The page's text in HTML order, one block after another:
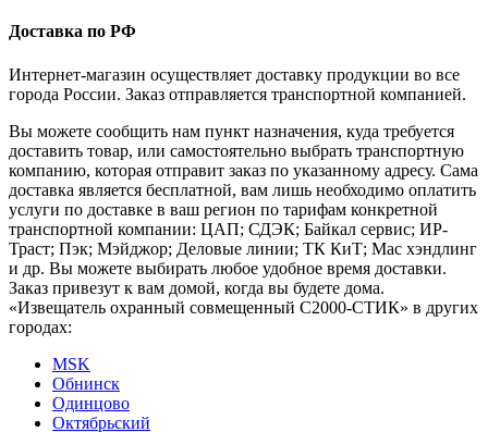
Доставка по РФ
Интернет-магазин осуществляет доставку продукции во все
города России. Заказ отправляется транспортной компанией.
Вы можете сообщить нам пункт назначения, куда требуется
доставить товар, или самостоятельно выбрать транспортную
компанию, которая отправит заказ по указанному адресу. Сама
доставка является бесплатной, вам лишь необходимо оплатить
услуги по доставке в ваш регион по тарифам конкретной
транспортной компании: ЦАП; СДЭК; Байкал сервис; ИР-
Траст; Пэк; Мэйджор; Деловые линии; ТК КиТ; Мас хэндлинг
и др. Вы можете выбирать любое удобное время доставки.
Заказ привезут к вам домой, когда вы будете дома.
«Извещатель охранный совмещенный С2000-СТИК» в других
городах:
MSK
Обнинск
Одинцово
Октябрьский